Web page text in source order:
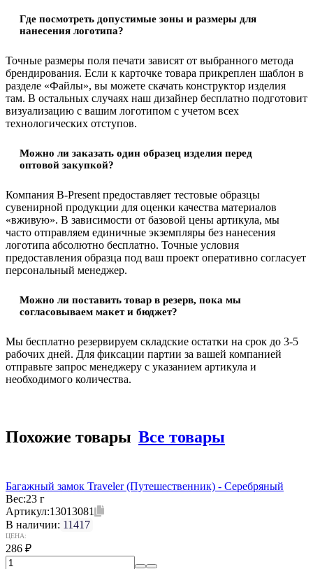
Где посмотреть допустимые зоны и размеры для
нанесения логотипа?
Точные размеры поля печати зависят от выбранного метода
брендирования. Если к карточке товара прикреплен шаблон в
разделе «Файлы», вы можете скачать конструктор изделия
там. В остальных случаях наш дизайнер бесплатно подготовит
визуализацию с вашим логотипом с учетом всех
технологических отступов.
Можно ли заказать один образец изделия перед
оптовой закупкой?
Компания B-Present предоставляет тестовые образцы
сувенирной продукции для оценки качества материалов
«вживую». В зависимости от базовой цены артикула, мы
часто отправляем единичные экземпляры без нанесения
логотипа абсолютно бесплатно. Точные условия
предоставления образца под ваш проект оперативно согласует
персональный менеджер.
Можно ли поставить товар в резерв, пока мы
согласовываем макет и бюджет?
Мы бесплатно резервируем складские остатки на срок до 3-5
рабочих дней. Для фиксации партии за вашей компанией
отправьте запрос менеджеру с указанием артикула и
необходимого количества.
Похожие товары Все товары
Багажный замок Traveler (Путешественник) - Серебряный
Вес:23 г
Артикул:13013081
В наличии: 11417
ЦЕНА:
286 ₽